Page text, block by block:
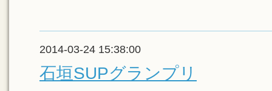
2014-03-24 15:38:00
石垣SUPグランプリ